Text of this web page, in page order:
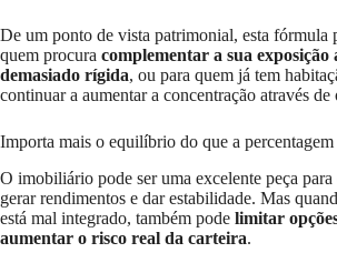
De um ponto de vista patrimonial, esta fórmula
quem procura complementar a sua
demasiado rígida, ou para quem já tem
continuar a aumentar a concentração através
Importa mais o equilíbrio do que a percentagem
O imobiliário pode ser uma excelente peça
gerar rendimentos e dar estabilidade. Mas
está mal integrado, também pode limitar
aumentar o risco real da carteira.